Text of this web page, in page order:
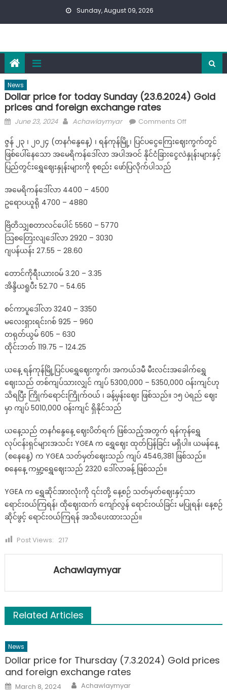
Sunday, August 09, 2026
News
Dollar price for today Sunday (23.6.2024) Gold
prices and foreign exchange rates
Posted
June 23, 2024 Author
Achawlaymyar Comments Offon
price
for
ဇွန် ၂၃ ၊ ၂၀၂၄ (တနင်္ဂနွေနေ့) ၊ ရန်ကုန်မြို့၊ ပြင်ပငွေကြေးဈေးကွက်တွင်
ဖြစ်ပေါ်နေသော အမေရိကန်ဒေါ်လာ အပါအဝင် နိုင်ငံခြားငွေလဲနှုန်းများနှင့်
ပြည်တွင်းရွှေဈေးနှုန်းများကို စုစည်း ဖော်ပြလိုက်ပါသည်
အမေရိကန်ဒေါ်လာ 4400 – 4500
ဥရောပယူရို 4700 – 4880
ဗြိတိသျှစတာလင်ပေါင် 5560 – 5770
သြစတြေးလျဒေါ်လာ 2920 – 3030
ဂျပန်ယန်း 27.55 – 28.60
တောင်ကိုရီးယားဝမ် 3.20 – 3.35
အိန္ဒိယရူပီး 52.70 – 54.65
စင်ကာပူဒေါ်လာ 3240 – 3350
မလေးရှားရင်းဂစ် 925 – 960
တရုတ်ယွမ် 605 – 630
ထိုင်းဘတ် 119.75 – 124.25
ယနေ့ ရန်ကုန်မြို့ပြင်ပရွှေဈေးကွက်၊ အကယ်ဒမီ မီးလင်းအခေါက်ရွှေ
ဈေးသည် တစ်ကျပ်သားလျှင် ကျပ် 5300,000 – 5350,000 ဝန်းကျင်ဟု
သိရပြီး ကြိုက်ရောင်းကြိုက်ဝယ် ၊ ခန့်မှန်းဈေး ဖြစ်သည်။ ၁၅ ပဲရည် ဈေး
မှာ ကျပ် 5010,000 ဝန်းကျင် ရှိနိုင်သည်
ယနေ့သည် တနင်္ဂနွေနေ့ ဈေးပိတ်ရက် ဖြစ်သည့်အတွက် ရန်ကုန်ရွှေ
လုပ်ငန်းရှင်များအသင်း YGEA က ရွှေဈေး ထုတ်ပြန်ခြင်း မရှိပါ။ ယမန်နေ့
(စနေနေ့) က YGEA သတ်မှတ်ဈေးသည် ကျပ် 4546,381 ဖြစ်သည်။
စနေနေ့ ကမ္ဘာ့ရွှေဈေးသည် 2320 ဒေါ်လာခန့် ဖြစ်သည်။
YGEA က ရွှေဆိုင်အားလုံးကို ၎င်းတို့ နေ့စဉ် သတ်မှတ်ဈေးနှင့်သာ
ရောင်းဝယ်ကြရန်၊ ထိုဈေးထက် ကျော်လွန် ရောင်းဝယ်ခြင်း မပြုရန်၊ နေ့စဉ်
ဆိုင်ဖွင့် ရောင်းဝယ်ကြရန် အသိပေးထားသည်။
Post Views: 217
Achawlaymyar
Related Articles
News
Dollar price for Thursday (7.3.2024) Gold prices
and foreign exchange rates
Posted
on
March 8, 2024 Author
Achawlaymyar